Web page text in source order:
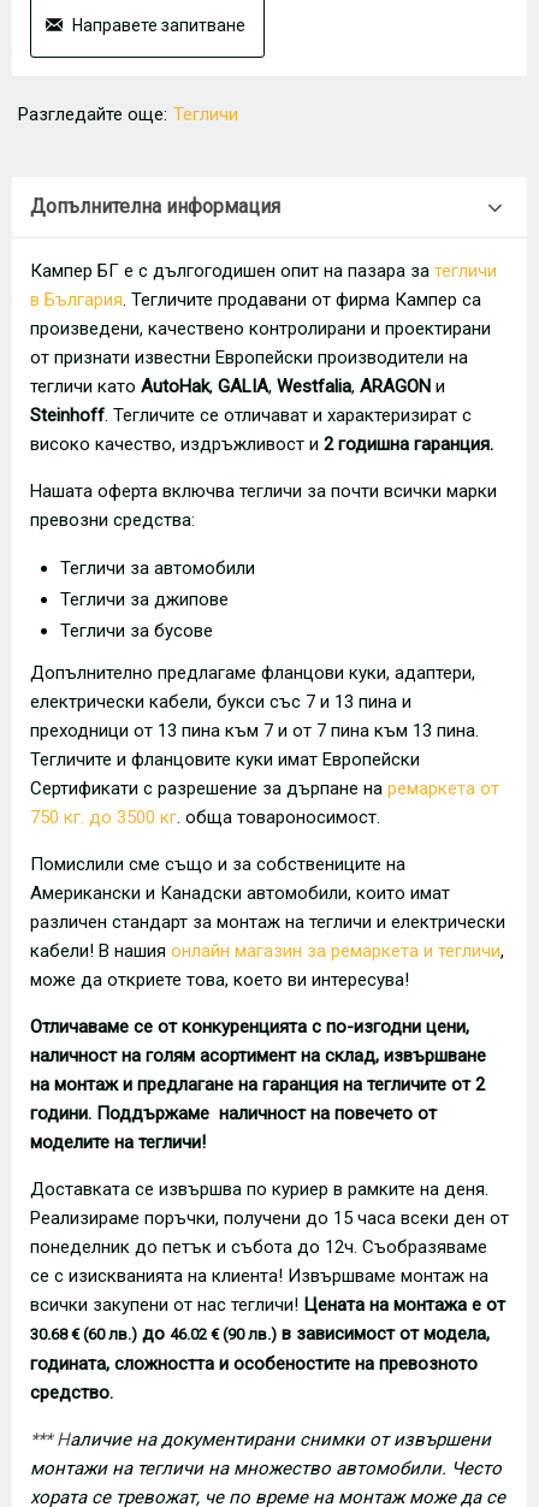
Направете запитване
Разгледайте още: Тегличи
Допълнителна информация
Кампер БГ е с дългогодишен опит на пазара за тегличи
в България. Тегличите продавани от фирма Кампер са
произведени, качествено контролирани и проектирани
от признати известни Европейски производители на
тегличи като AutoHak, GALIA, Westfalia, ARAGON и
Steinhoff. Тегличите се отличават и характеризират с
високо качество, издръжливост и 2 годишна гаранция.
Нашата оферта включва тегличи за почти всички марки
превозни средства:
Тегличи за автомобили
Тегличи за джипове
Тегличи за бусове
Допълнително предлагаме фланцови куки, адаптери,
електрически кабели, букси със 7 и 13 пина и
преходници от 13 пина към 7 и от 7 пина към 13 пина.
Тегличите и фланцовите куки имат Европейски
Сертификати с разрешение за дърпане на ремаркета от
750 кг. до 3500 кг. обща товароносимост.
Помислили сме също и за собствениците на
Американски и Канадски автомобили, които имат
различен стандарт за монтаж на тегличи и електрически
кабели! В нашия онлайн магазин за ремаркета и тегличи,
може да откриете това, което ви интересува!
Отличаваме се от конкуренцията с по-изгодни цени,
наличност на голям асортимент на склад, извършване
на монтаж и предлагане на гаранция на тегличите от 2
години. Поддържаме наличност на повечето от
моделите на тегличи!
Доставката се извършва по куриер в рамките на деня.
Реализираме поръчки, получени до 15 часа всеки ден от
понеделник до петък и събота до 12ч. Съобразяваме
се с изискванията на клиента! Извършваме монтаж на
всички закупени от нас тегличи! Цената на монтажа е от
30.68 € (60 лв.) до 46.02 € (90 лв.) в зависимост от модела,
годината, сложността и особеностите на превозното
средство.
*** Наличие на документирани снимки от извършени
монтажи на тегличи на множество автомобили. Често
хората се тревожат, че по време на монтаж може да се